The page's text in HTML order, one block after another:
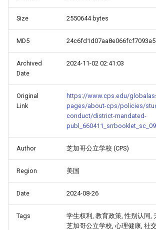
Size 2550644 bytes
MD5
Archived
Date
2024-11-02 02:41:03
Original
Link
https://www.cps.edu/
pages/about-cps/policies/
conduct/district-mandated-
Author 芝加哥公立学校 (CPS)
Region 美国
Date 2024-08-26
Tags
学生权利, 教育政策, 性别认同,
芝加哥公立学校, 心理健康, 社